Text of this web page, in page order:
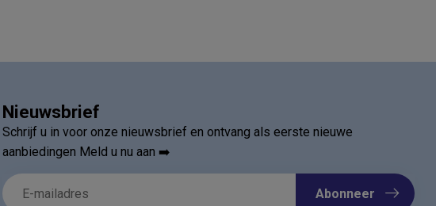
Nieuwsbrief
Schrijf u in voor onze nieuwsbrief en ontvang als eerste nieuwe
aanbiedingen Meld u nu aan ➡️
Abonneer